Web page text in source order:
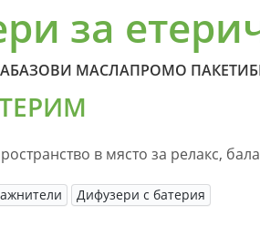
за
БАЗОВИ МАСЛАПРОМО ПАКЕТИ
в място за релакс,
Дифузери с батерия